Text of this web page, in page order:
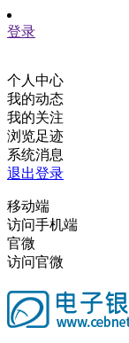
登录
个人中心
我的动态
我的关注
浏览足迹
系统消息
退出登录
移动端
访问手机端
官微
访问官微